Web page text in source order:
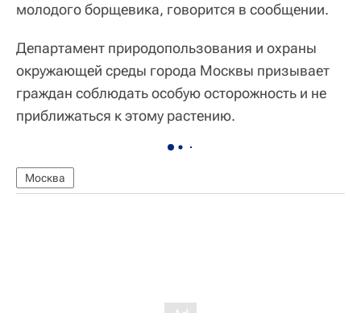
молодого борщевика, говорится в сообщении.
Департамент природопользования и охраны
окружающей среды города Москвы призывает
граждан соблюдать особую осторожность и не
приближаться к этому растению.
Москва